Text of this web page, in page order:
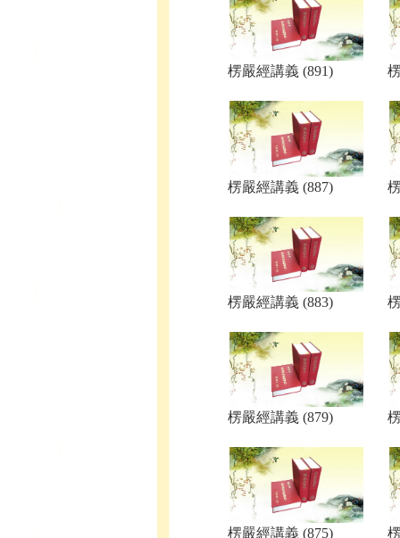
楞嚴經講義 (891)
楞嚴經講義 (887)
楞嚴經講義 (883)
楞嚴經講義 (879)
楞嚴經講義 (875)